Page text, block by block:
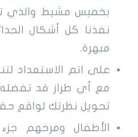
بخميس مشيط والذي
نفذنا كل أشكال
مبهرة.
على اتم الاستعداد
مع أي طراز قد
تحويل نظرتك لواقع
الأطفال ومرحهم